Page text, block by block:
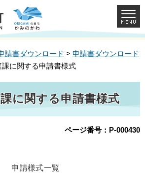
請書ダウンロード > 申請書ダウンロード
に関する申請書様式
に関する申請書様式
ページ番号：P-000430
申請様式一覧